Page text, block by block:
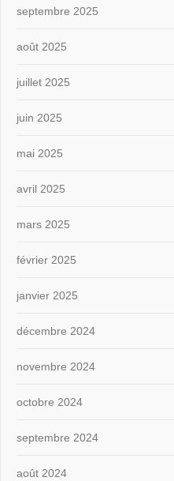
septembre 2025
août 2025
juillet 2025
juin 2025
mai 2025
avril 2025
mars 2025
février 2025
janvier 2025
décembre 2024
novembre 2024
octobre 2024
septembre 2024
août 2024